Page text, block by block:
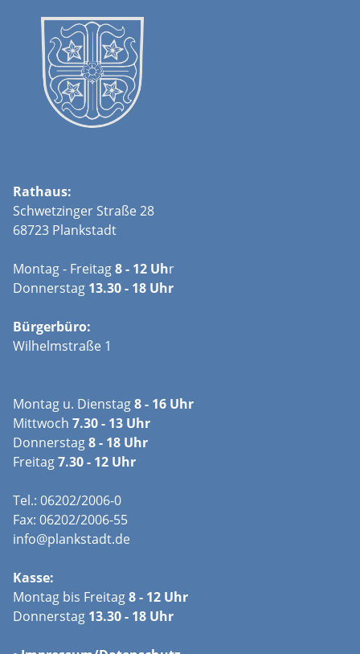
Rathaus:
Schwetzinger Straße 28
68723 Plankstadt
Montag - Freitag8 - 12 Uhr
Donnerstag 13.30 - 18 Uhr
Bürgerbüro:
Wilhelmstraße 1
Montag u. Dienstag8 - 16 Uhr
Mittwoch 7.30 - 13 Uhr
Donnerstag8 - 18 Uhr
Freitag7.30 - 12 Uhr
Tel.: 06202/2006-0
Fax: 06202/2006-55
info@plankstadt.de
Kasse:
Montag bis Freitag8 - 12 Uhr
Donnerstag 13.30 - 18 Uhr